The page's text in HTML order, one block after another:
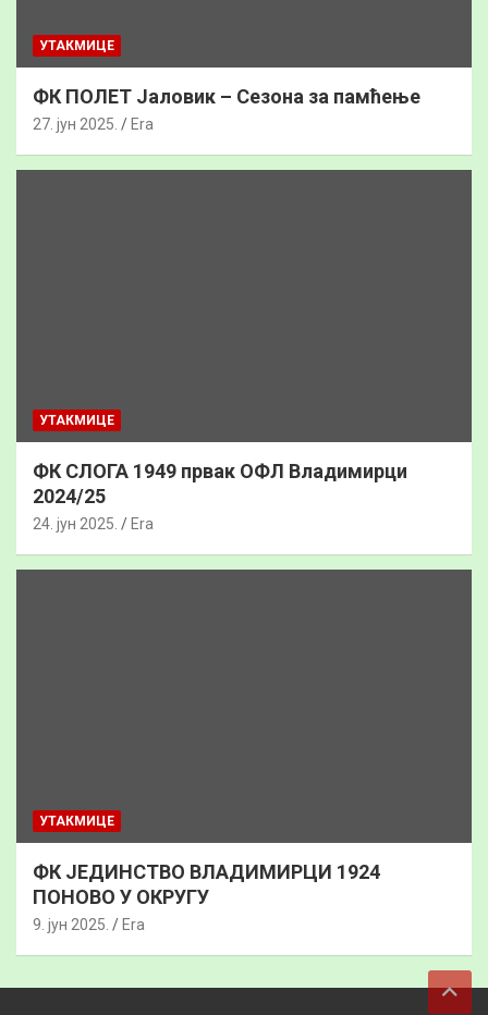
УТАКМИЦЕ
ФК ПОЛЕТ Јаловик – Сезона за памћење
27. јун 2025. Era
УТАКМИЦЕ
ФК СЛОГА 1949 првак ОФЛ Владимирци
2024/25
24. јун 2025. Era
УТАКМИЦЕ
ФК ЈЕДИНСТВО ВЛАДИМИРЦИ 1924
ПОНОВО У ОКРУГУ
9. јун 2025. Era